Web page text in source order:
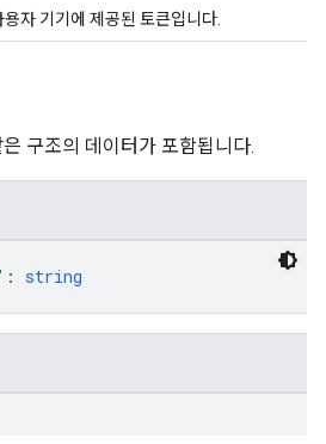
자 기기에 제공된 토큰입니다.
구조의 데이터가 포함됩니다.
: string